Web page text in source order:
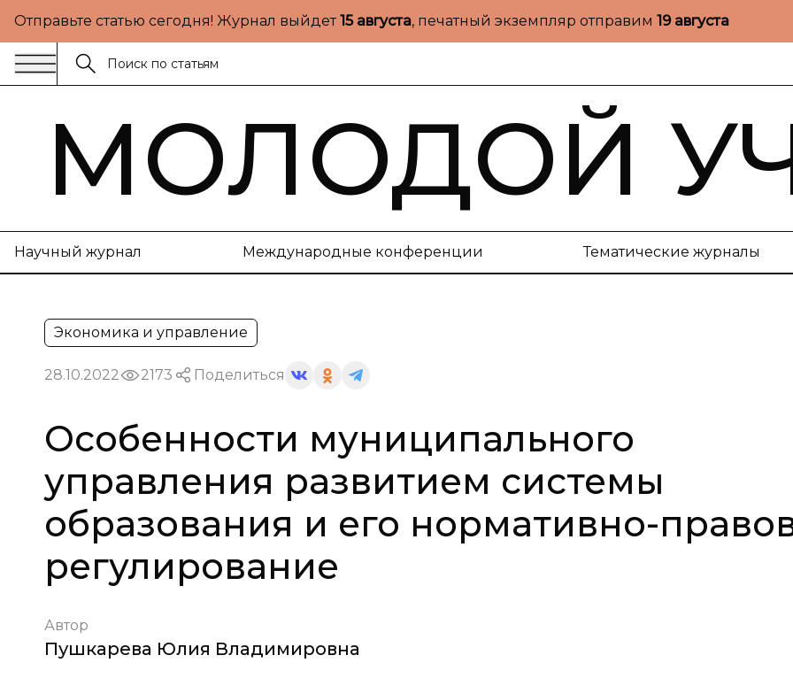
Отправьте статью сегодня! Журнал выйдет15 августа, печатный экземпляр отправим 19 августа
МОЛОДОЙ
Научный журнал Международные конференции Тематические журналы
Экономика и управление
28.10.2022 2173 Поделиться
Особенности муниципального
управления развитием системы
образования и его нормативно-
регулирование
Автор
Пушкарева Юлия Владимировна